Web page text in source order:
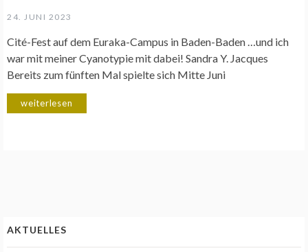
24. JUNI 2023
Cité-Fest auf dem Euraka-Campus in Baden-Baden …und ich
war mit meiner Cyanotypie mit dabei! Sandra Y. Jacques
Bereits zum fünften Mal spielte sich Mitte Juni
weiterlesen
AKTUELLES